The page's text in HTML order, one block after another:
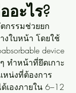
อะไร?
ตกรรมช่วยยก
งใบหน้า โดยใช้
device
ทำหน้าที่ยึดเกาะ
หน่งที่ต้องการ
เองภายใน 6–12